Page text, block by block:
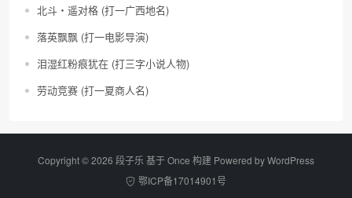
北斗・遥对格 (打一广西地名)
落英飘飘 (打一电影导演)
泪湿红粉痕犹在 (打三字小说人物)
劳动竞赛 (打一夏商人名)
Copyright © 2026 段子乐 基于 Once 构建 Powered byWordPress
鄂ICP备17014901号